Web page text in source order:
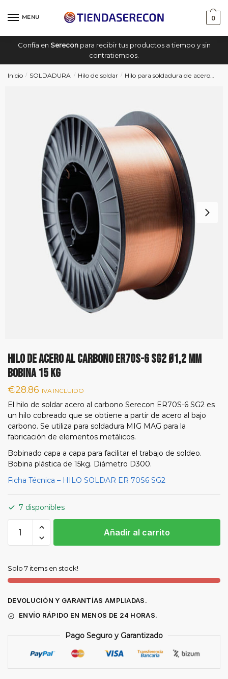
MENU 0
Confía en Sereconpara recibir tus productos a tiempo y sin
contratiempos.
Inicio / SOLDADURA / Hilo de soldar / Hilo para soldadura de acero
Hilo de acero al carbono ER70S-6 SG2 Ø1,2 mm
bobina 15 kg
€28.86 IVA INCLUIDO
El hilo de soldar acero al carbono Serecon ER70S-6 SG2 es
un hilo cobreado que se obtiene a partir de acero al bajo
carbono. Se utiliza para soldadura MIG MAG para la
fabricación de elementos metálicos.
Bobinado capa a capa para facilitar el trabajo de soldeo.
Bobina plástica de 15kg. Diámetro D300.
Ficha Técnica – HILO SOLDAR ER 70S6 SG2
7 disponibles
carbono
ER70S-
6
Añadir al carrito
Solo 7 items en stock!
DEVOLUCIÓN Y GARANTÍAS AMPLIADAS.
ENVÍO RÁPIDO EN MENOS DE 24 HORAS.
Pago Seguro y Garantizado